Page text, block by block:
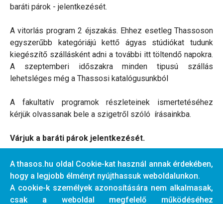
baráti párok - jelentkezését.
A vitorlás program 2 éjszakás. Ehhez esetleg Thassoson
egyszerűbb kategóriájú kettő ágyas stúdiókat tudunk
kiegészítő szállásként adni a további itt töltendő napokra.
A szeptemberi időszakra minden tipusú szállás
lehetsléges még a Thassosi katalógusunkból
A fakultatív programok részleteinek ismertetéséhez
kérjük olvassanak bele a szigetről szóló írásainkba.
Várjuk a baráti párok jelentkezését.
Előző cikk: Zsuzsi és Andris ajándéka a THASSOS rajongok felé
Előző Következő cikk:
Következő
A thasos.hu oldal Cookie-kat használ annak érdekében,
hogy a legjobb élményt nyújthassuk weboldalunkon.
A cookie-k személyek azonosítására nem alkalmasak,
csak a weboldal megfelelő működéséhez